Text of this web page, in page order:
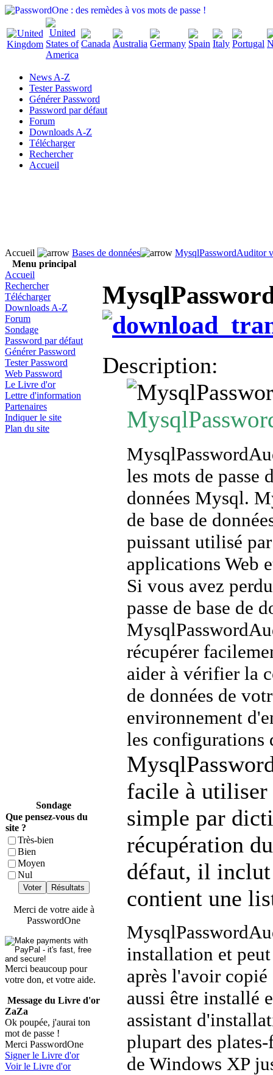
News A-Z
Tester Password
Générer Password
Password par défaut
Forum
Downloads A-Z
Télécharger
Rechercher
Accueil
Accueil Bases de données
MysqlPasswordAuditor
Menu principal
Accueil
Rechercher
Télécharger
Downloads A-Z
Forum
Sondage
Password par défaut
Générer Password
Tester Password
Web Password
Le Livre d'or
Lettre d'information
Partenaires
Indiquer le site
Plan du site
Sondage
Que pensez-vous du
site ?
Très-bien
Bien
Moyen
Nul
Voter Résultats
Merci de votre aide à
PasswordOne
Merci beaucoup pour
votre don, et votre aide.
Message du Livre d'or
ZaZa
Ok poupée, j'aurai ton
mot de passe !
Merci PasswordOne
Signer le Livre d'or
Voir le Livre d'or
Description:
les mots de passe
données Mysql.
de base de
puissant utilisé
applications Web
Si vous avez
passe de base de
récupérer
aider à vérifier la
de données de
environnement
les configurations
facile à utiliser
simple par
récupération
défaut, il
contient une
installation et
après l'avoir
aussi être installé
assistant
plupart des
de Windows XP